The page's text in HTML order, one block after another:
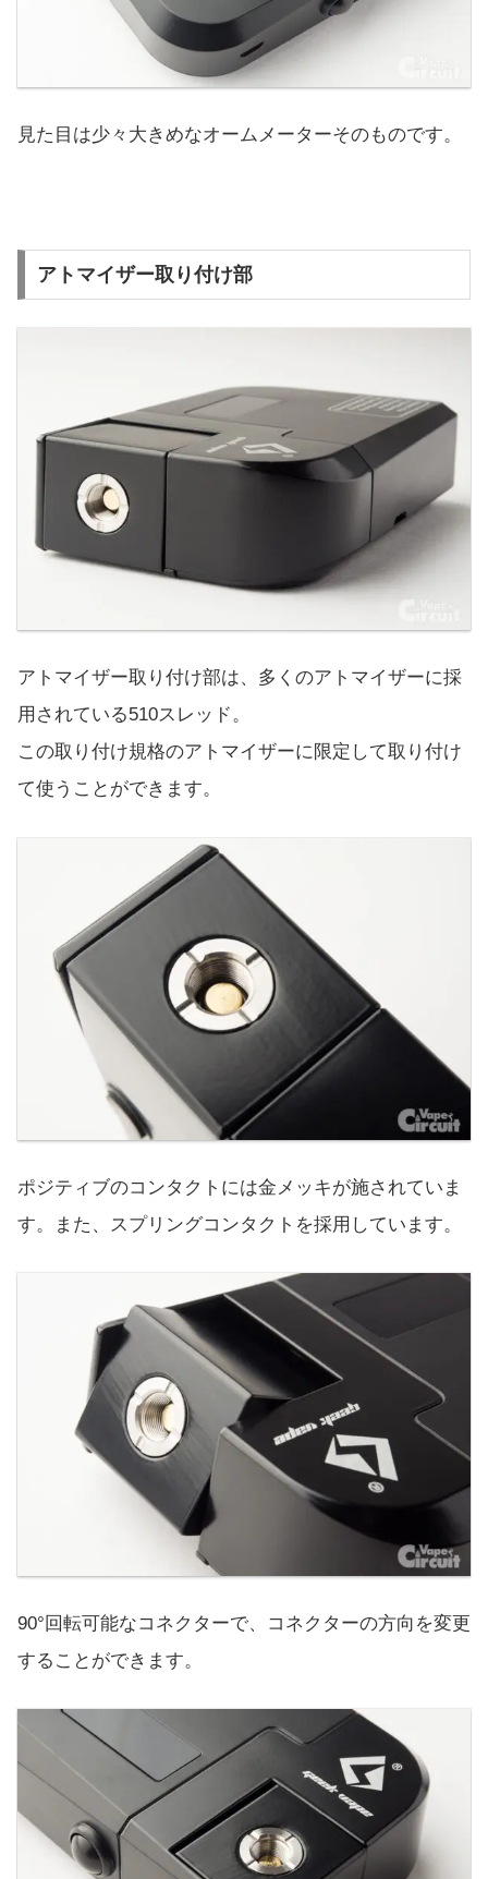
見た目は少々大きめなオームメーターそのものです。
アトマイザー取り付け部
アトマイザー取り付け部は、多くのアトマイザーに採
用されている510スレッド。
この取り付け規格のアトマイザーに限定して取り付け
て使うことができます。
ポジティブのコンタクトには金メッキが施されていま
す。また、スプリングコンタクトを採用しています。
90°回転可能なコネクターで、コネクターの方向を変更
することができます。